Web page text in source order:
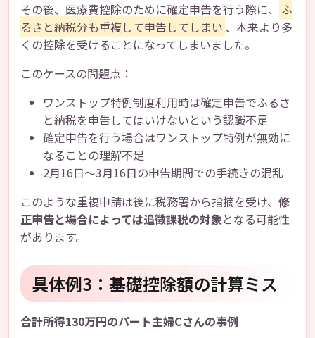
その後、医療費控除のために確定申告を行う際に、 ふ
るさと納税分も重複して申告してしまい 、本来より多
くの控除を受けることになってしまいました。
このケースの問題点：
ワンストップ特例制度利用時は確定申告でふるさ
と納税を申告してはいけないという認識不足
確定申告を行う場合はワンストップ特例が無効に
なることの理解不足
2月16日～3月16日の申告期間での手続きの混乱
このような重複申請は後に税務署から指摘を受け、 修
正申告と場合によっては追徴課税の対象となる可能性
があります。
具体例3：基礎控除額の計算ミス
合計所得130万円のパート主婦Cさんの事例